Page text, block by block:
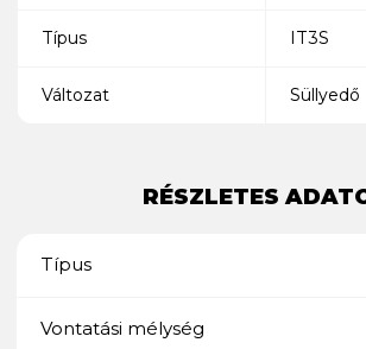
Típus IT3S
Változat Süllyedő
RÉSZLETES
Típus
Vontatási mélység